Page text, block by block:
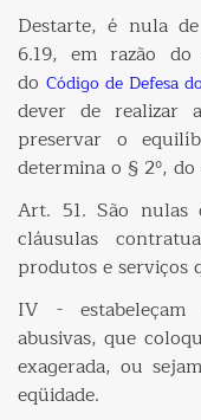
Destarte, é nula
6.19, em razão
doCódigo de Defesa
dever de realizar
preservar o
determina o § 2º,
Art. 51. São
cláusulas
produtos e serviços
IV - estabeleçam
abusivas, que
exagerada, ou
eqüidade.